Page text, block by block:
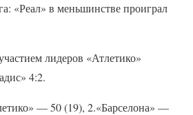
«Реал» в меньшинстве проиграл
лидеров «Атлетико»
4:2.
— 50 (19), 2.«Барселона» —